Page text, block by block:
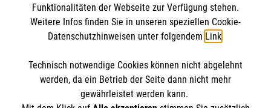
Malteserorden
Sharepoint
Spendenkonto
Herzebrock-Clarholz
IBAN: DE84 3706 0120 1201 2162 37
So finden Sie uns
Funktionalitäten der Webseite zur Verfügung stehen.
Weitere Infos finden Sie in unseren speziellen Cookie-
Datenschutzhinweisen unter folgendem Link.
Technisch notwendige Cookies können nicht abgelehnt
werden, da ein Betrieb der Seite dann nicht mehr
gewährleistet werden kann.